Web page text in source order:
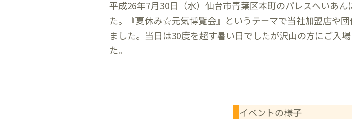
平成26年7月30日（水）仙台市青葉区本町のパレスへいあ
た。『夏休み☆元気博覧会』というテーマで当社加盟店や
ました。当日は30度を超す暑い日でしたが沢山の方にご入
た。
イベントの様子